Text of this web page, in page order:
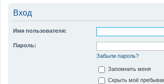
Вход
Имя пользователя:
Пароль:
Забыли пароль?
Запомнить меня
Скрыть моё